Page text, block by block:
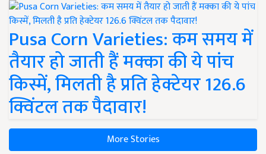
Pusa Corn Varieties: कम समय में
तैयार हो जाती हैं मक्का की ये पांच
किस्में, मिलती है प्रति हेक्टेयर 126.6
क्विंटल तक पैदावार!
More Stories